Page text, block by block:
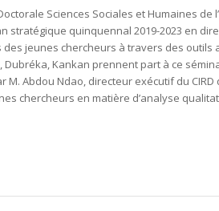
Sciences Sociales et Humaines de
stratégique quinquennal 2019-2023 en
des jeunes chercheurs à travers des outils
Kankan prennent part à ce
Abdou Ndao, directeur exécutif du CIRD
chercheurs en matière d’analyse